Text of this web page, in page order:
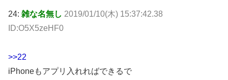
24: 雑な名無し 2019/01/10(木) 15:37:42.38
ID:O5X5zeHF0
>>22
iPhoneもアプリ入れればできるで